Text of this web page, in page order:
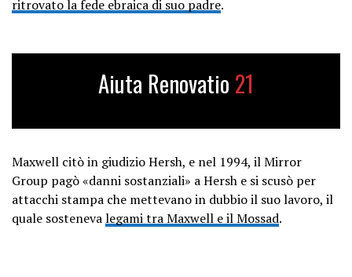
ritrovato la fede ebraica di suo padre.
Aiuta Renovatio 21
Maxwell citò in giudizio Hersh, e nel 1994, il Mirror
Group pagò «danni sostanziali» a Hersh e si scusò per
attacchi stampa che mettevano in dubbio il suo lavoro, il
quale sostenevalegami tra Maxwell e il Mossad.